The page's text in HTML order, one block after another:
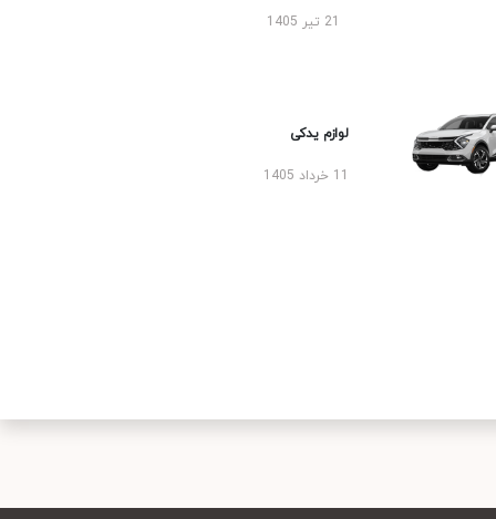
لوازم یدکی